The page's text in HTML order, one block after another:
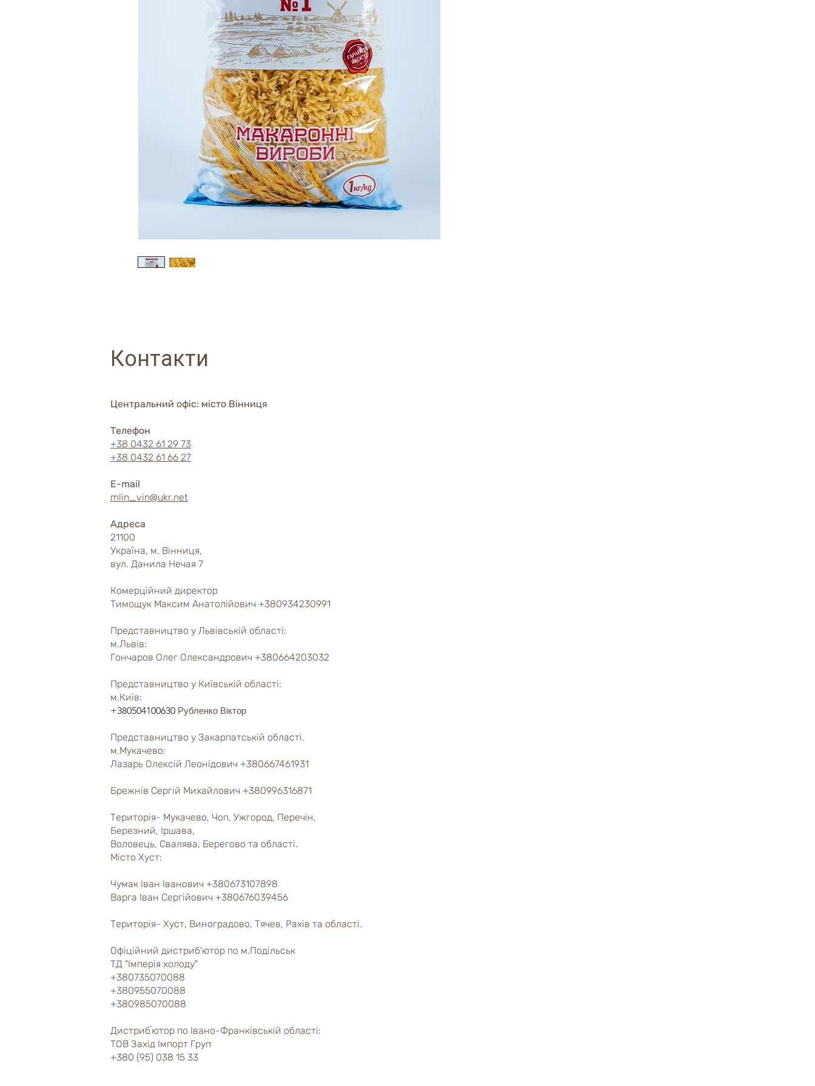
Контакти
Центральний офіс: місто Вінниця
Телефон
+38 0432 61 29 73
+38 0432 61 66 27
E-mail
mlin_vin@ukr.net
Адреса
21100
Україна, м. Вінниця,
вул. Данила Нечая 7
Комерційний директор
Тимощук Максим Анатолійович +380934230991
Представництво у Львівській області:
м.Львів:
Гончаров Олег Олександрович +380664203032
Представництво у Київській області:
м.Київ:
+380504100630 Рубленко Віктор
Представництво у Закарпатській області.
м.Мукачево:
Лазарь Олексій Леонідович +380667461931
Брежнів Сергій Михайлович +380996316871
Територія- Мукачево, Чоп, Ужгород, Перечін,
Березний, Іршава,
Воловець, Свалява, Берегово та області.
Місто Хуст:
Чумак Іван Іванович +380673107898
Варга Іван Сергійович +380676039456
Територія- Хуст, Виноградово, Тячев, Рахів та області.
Офіційний дистриб'ютор по м.Подільськ
ТД "Імперія холоду"
+380735070088
+380955070088
+380985070088
Дистрибʼютор по Івано-Франківській області:
ТОВ Захід Імпорт Груп
+380 (95) 038 15 33